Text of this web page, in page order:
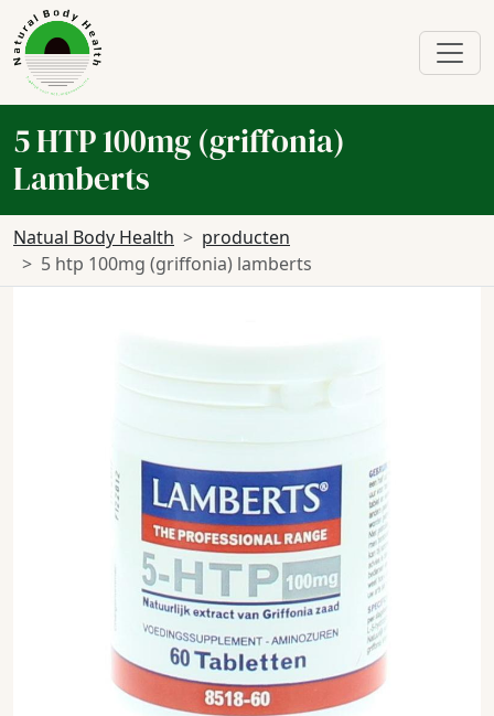
5 HTP 100mg (griffonia)
Lamberts
Natual Body Health
producten
5 htp 100mg (griffonia) lamberts